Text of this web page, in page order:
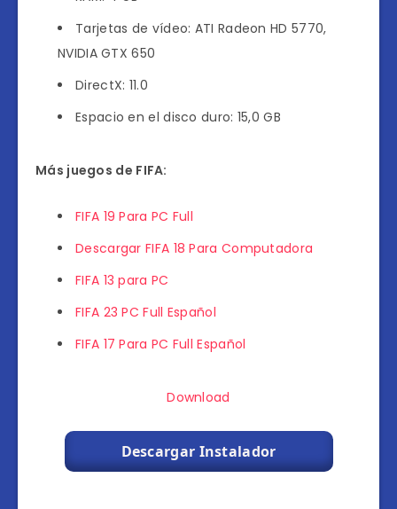
Tarjetas de vídeo: ATI Radeon HD 5770,
NVIDIA GTX 650
DirectX: 11.0
Espacio en el disco duro: 15,0 GB
Más juegos de FIFA:
FIFA 19 Para PC Full
Descargar FIFA 18 Para Computadora
FIFA 13 para PC
FIFA 23 PC Full Español
FIFA 17 Para PC Full Español
Download
Descargar Instalador